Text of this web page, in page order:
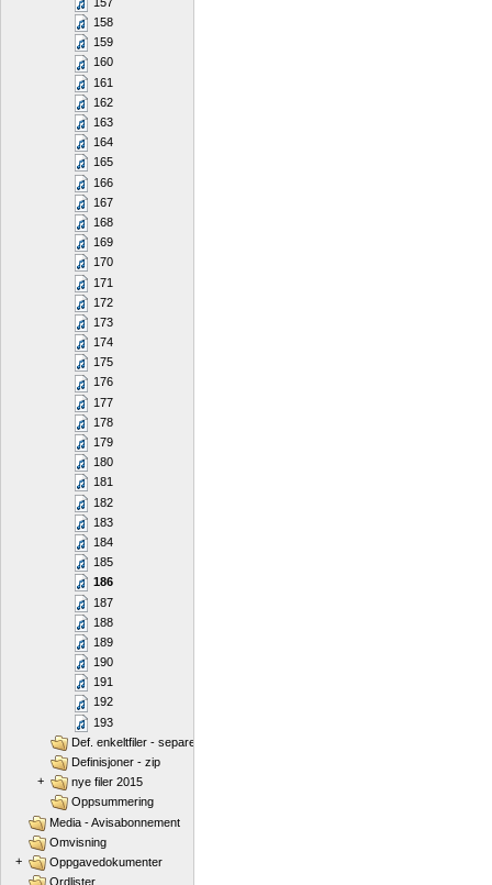
158
159
160
161
162
163
164
165
166
167
168
169
170
171
172
173
174
175
176
177
178
179
180
181
182
183
184
185
186
187
188
189
190
191
192
193
Def. enkeltfiler - separert
Definisjoner - zip
+
nye filer 2015
Oppsummering
Media - Avisabonnement
Omvisning
+
Oppgavedokumenter
Ordlister